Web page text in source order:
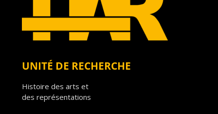
UNITÉ DE RECHERCHE
Histoire des arts et
des représentations